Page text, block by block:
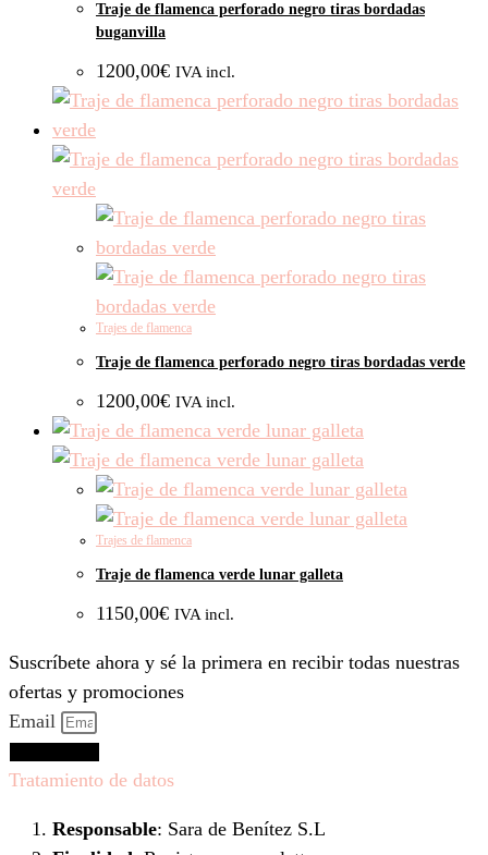
Traje de flamenca perforado negro tiras bordadas
buganvilla
1200,00€ IVA incl.
Trajes de flamenca
Traje de flamenca perforado negro tiras bordadas verde
1200,00€ IVA incl.
Trajes de flamenca
Traje de flamenca verde lunar galleta
1150,00€ IVA incl.
Suscríbete ahora y sé la primera en recibir todas nuestras
ofertas y promociones
Email
Tratamiento de datos
Responsable: Sara de Benítez S.L